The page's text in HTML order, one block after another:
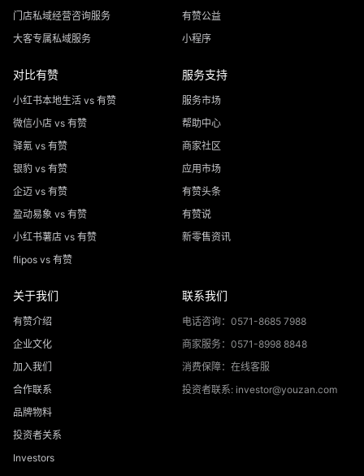
门店私域经营咨询服务
大客专属私域服务
有赞公益
小程序
对比有赞
小红书本地生活 vs 有赞
微信小店 vs 有赞
驿氪 vs 有赞
银豹 vs 有赞
企迈 vs 有赞
盈动易象 vs 有赞
小红书薯店 vs 有赞
flipos vs 有赞
服务支持
服务市场
帮助中心
商家社区
应用市场
有赞头条
有赞说
新零售资讯
关于我们
有赞介绍
企业文化
加入我们
合作联系
品牌物料
投资者关系
Investors
联系我们
电话咨询：0571-8685 7988
商家服务：0571-8998 8848
消费保障：在线客服
投资者联系: investor@youzan.com